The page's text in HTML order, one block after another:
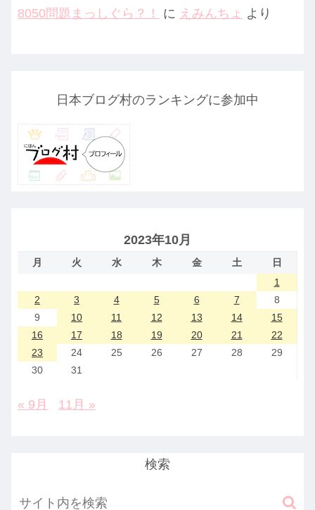
8050問題まっしぐら？！ に えみんちょ より
日本ブログ村のランキングに参加中
2023年10月
月 火 水 木 金 土
日
1
2
3 4 5 6 7
8
9
10 11 12 13 14
15
16
17 18 19 20 21
22
23
24 25 26 27 28
29
30
31
« 9月 11月 »
検索